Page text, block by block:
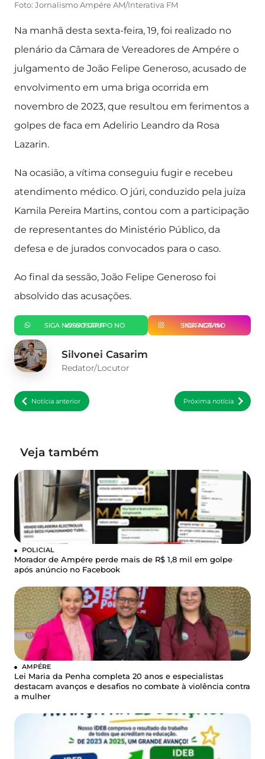
Foto: Jornalismo Ampére AM/Interativa FM
Na manhã desta sexta-feira, 19, foi realizado no
plenário da Câmara de Vereadores de Ampére o
julgamento de João Felipe Generoso, acusado de
envolvimento em uma briga ocorrida em
novembro de 2023, que resultou em ferimentos a
golpes de faca em Adelirio Leandro da Rosa
Lazarin.
Na ocasião, a vítima conseguiu fugir e recebeu
atendimento médico. O júri, conduzido pela juíza
Kamila Pereira Martins, contou com a participação
de representantes do Ministério Público, da
defesa e de jurados convocados para o caso.
Ao final da sessão, João Felipe Generoso foi
absolvido das acusações.
SIGA NOSSO GRUPO NO WHATSAPP SIGA-NOS NO INSTAGRAM
Silvonei Casarim
Redator/Locutor
Notícia anterior Próxima notícia
Veja também
POLICIAL
Morador de Ampére perde mais de R$ 1,8 mil em golpe
após anúncio no Facebook
AMPÉRE
Lei Maria da Penha completa 20 anos e especialistas
destacam avanços e desafios no combate à violência contra
a mulher